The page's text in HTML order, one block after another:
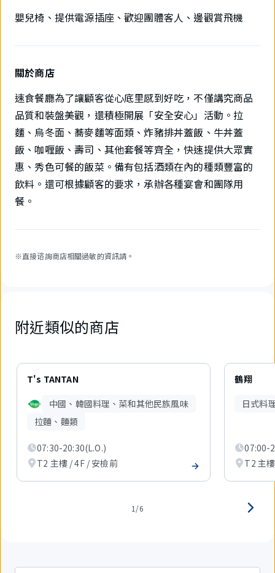
嬰兒椅、提供電源插座、歡迎團體客人、邊觀賞飛機
關於商店
速食餐廳為了讓顧客從心底里感到好吃，不僅講究商品
品質和裝盤美觀，還積極開展「安全安心」活動。拉
麵、烏冬面、蕎麥麵等面類、炸豬排丼蓋飯、牛丼蓋
飯、咖喱飯、壽司、其他套餐等齊全，快速提供大眾實
惠、秀色可餐的飯菜。備有包括酒類在內的種類豐富的
飲料。還可根據顧客的要求，承辦各種宴會和團隊用
餐。
※直接谘詢商店相關過敏的資訊請。
附近類似的商店
T's TANTAN
中國、韓國料理、菜和其他民族風味
拉麵、麵類
07:30-20:30(L.O.)
T2 主樓 / 4F / 安檢前
鶴翔
日式料
07:00-
T2 主
1/6